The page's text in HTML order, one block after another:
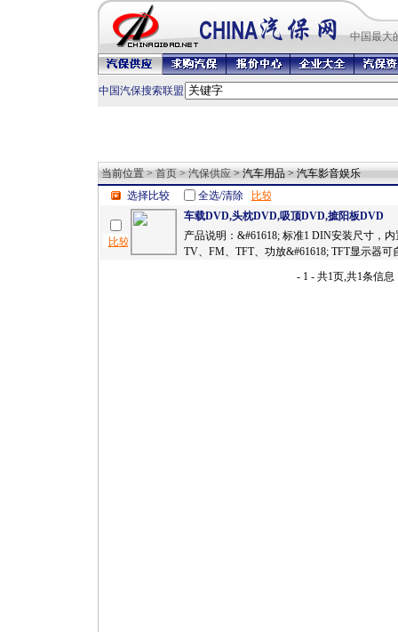
中国最大
中国汽保搜索联盟
当前位置 > 首页 > 汽保供应 > 汽车用品 > 汽车影音娱乐
选择比较
全选/清除
车载DVD,头枕DVD,吸顶DVD,摭阳板DVD
产品说明：&#61618; 标准1 DIN安装尺寸，
TV、FM、TFT、功放&#61618; TFT显示器可
- 1 - 共1页,共1条信息